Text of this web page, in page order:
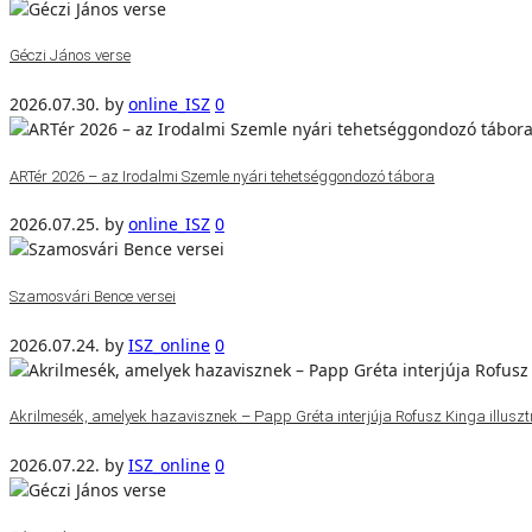
Géczi János verse
2026.07.30. by online_ISZ 0
ARTér 2026 – az Irodalmi Szemle nyári tehetséggondozó tábora
2026.07.25. by online_ISZ 0
Szamosvári Bence versei
2026.07.24. by ISZ_online 0
Akrilmesék, amelyek hazavisznek – Papp Gréta interjúja Rofusz Kinga
2026.07.22. by ISZ_online 0